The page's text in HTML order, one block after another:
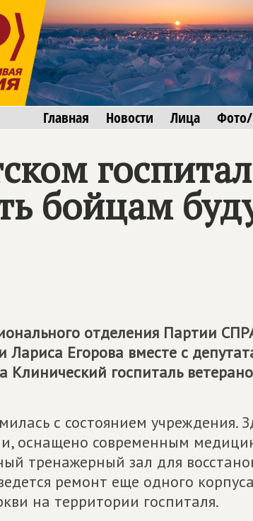
Главная Новости Лица
бойцам
отделения Партии
Лариса Егорова вместе с
Клинический госпиталь
с состоянием учреждения.
оснащено современным
тренажерный зал для
ремонт еще одного
на территории госпиталя.